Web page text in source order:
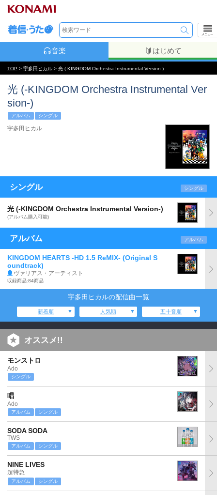
メニュー
音楽 はじめて
TOP > 宇多田ヒカル > 光 (-KINGDOM Orchestra Instrumental Version-)
光 (-KINGDOM Orchestra Instrumental Ver
sion-)
アルバム シングル
宇多田ヒカル
シングル シングル
光 (-KINGDOM Orchestra Instrumental Version-)
(アルバム購入可能)
アルバム アルバム
KINGDOM HEARTS -HD 1.5 ReMIX- (Original S
oundtrack)
ヴァリアス・アーティスト
収録商品:84商品
宇多田ヒカルの配信曲一覧
新着順 人気順 五十音順
オススメ!!
モンストロ
Ado
シングル
唱
Ado
アルバム シングル
SODA SODA
TWS
アルバム シングル
NINE LIVES
超特急
アルバム シングル